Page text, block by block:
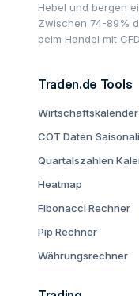
Hebel und bergen
Zwischen 74-89%
beim Handel mit
Traden.de Tools
Wirtschaftskalender
COT Daten
Quartalszahlen
Heatmap
Fibonacci Rechner
Pip Rechner
Währungsrechner